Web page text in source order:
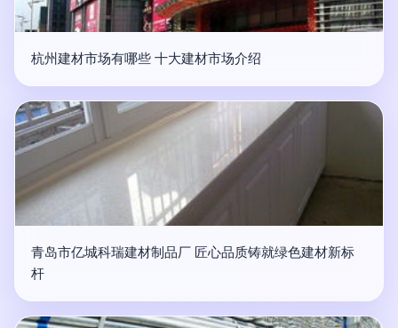
杭州建材市场有哪些 十大建材市场介绍
青岛市亿城科瑞建材制品厂 匠心品质铸就绿色建材新标
杆